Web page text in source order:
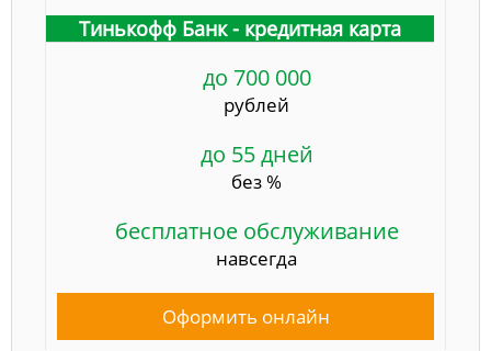
Тинькофф Банк - кредитная карта
до 700 000
рублей
до 55 дней
без %
бесплатное обслуживание
навсегда
Оформить онлайн